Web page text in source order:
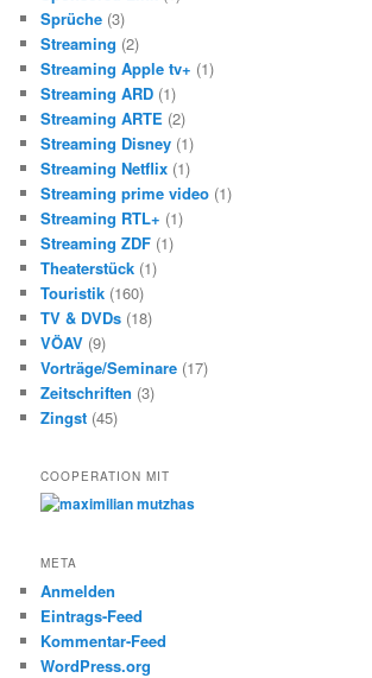
Sprüche (3)
Streaming (2)
Streaming Apple tv+ (1)
Streaming ARD (1)
Streaming ARTE (2)
Streaming Disney (1)
Streaming Netflix (1)
Streaming prime video (1)
Streaming RTL+ (1)
Streaming ZDF (1)
Theaterstück (1)
Touristik (160)
TV & DVDs (18)
VÖAV (9)
Vorträge/Seminare (17)
Zeitschriften (3)
Zingst (45)
COOPERATION MIT
META
Anmelden
Eintrags-Feed
Kommentar-Feed
WordPress.org